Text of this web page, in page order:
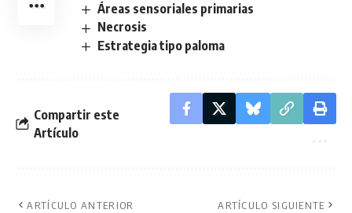
Áreas sensoriales primarias
Necrosis
Estrategia tipo paloma
Compartir este
Artículo
ARTÍCULO ANTERIOR ARTÍCULO SIGUIENTE